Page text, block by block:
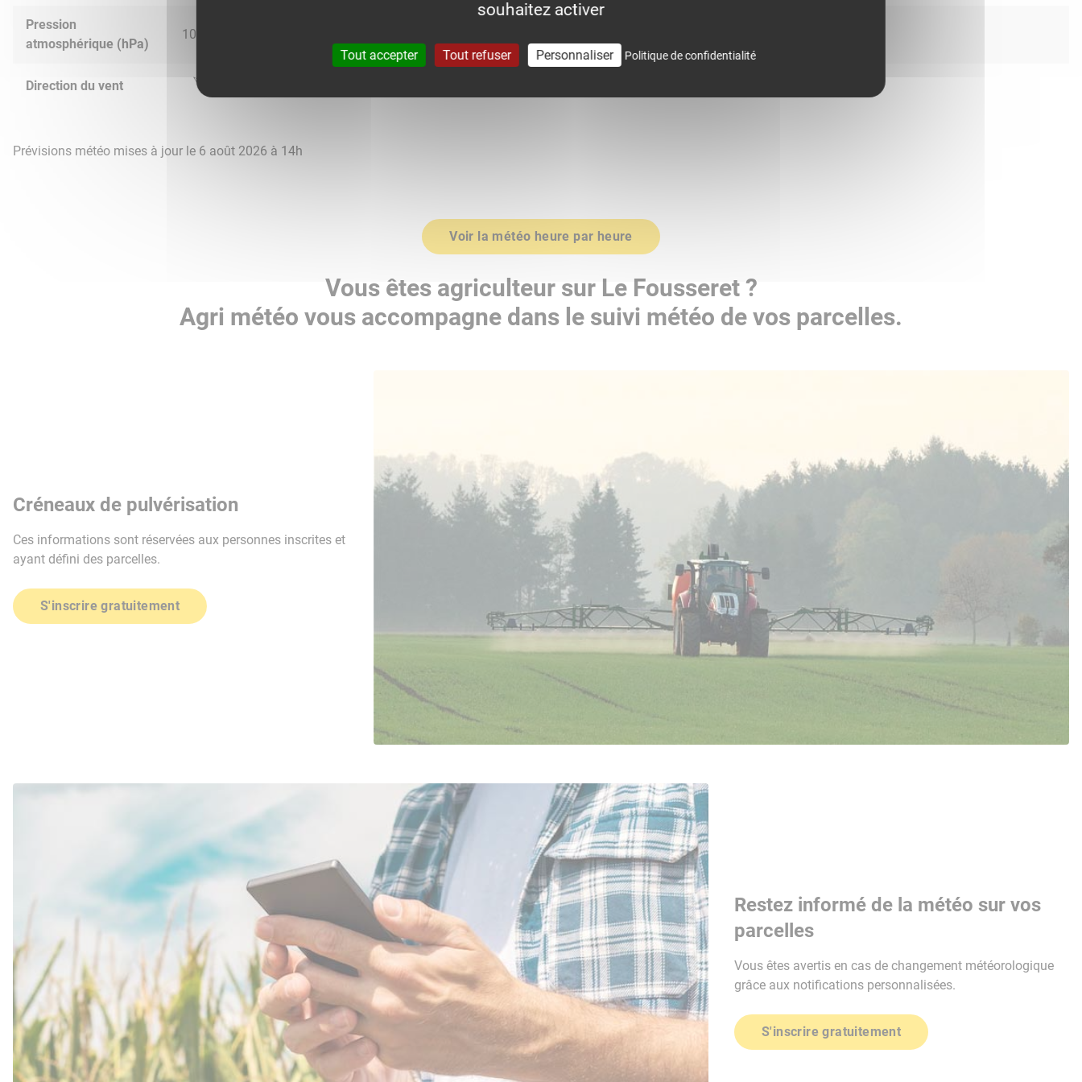
Pression
atmosphérique (hPa)
1021.0
Direction du vent
Prévisions météo mises à jour le 6 août 2026 à 14h
Voir la météo heure par heure
Vous êtes agriculteur sur Le Fousseret ?
Agri météo vous accompagne dans le suivi météo de vos parcelles.
Créneaux de pulvérisation
Ces informations sont réservées aux personnes inscrites et
ayant défini des parcelles.
S'inscrire gratuitement
Restez informé de la météo sur vos
parcelles
Vous êtes avertis en cas de changement météorologique
grâce aux notifications personnalisées.
S'inscrire gratuitement
souhaitez activer
Tout accepter Tout refuser Personnaliser Politique de confidentialité